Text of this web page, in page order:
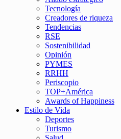
Tecnología
Creadores de riqueza
Tendencias
RSE
Sostenibilidad
Opinión
PYMES
RRHH
Periscopio
TOP+América
Awards of Happiness
Estilo de Vida
Deportes
Turismo